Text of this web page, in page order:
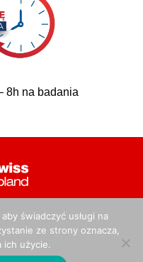
8h na badania
© 2021 All Rights
świadczyć usługi na
ze strony oznacza,
ich użycie.